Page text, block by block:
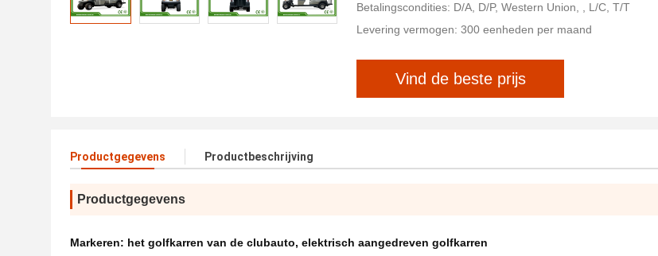
Betalingscondities: D/A, D/P, Western Union, , L/C, T/T
Levering vermogen: 300 eenheden per maand
Vind de beste prijs
Productgegevens Productbeschrijving
Productgegevens
Markeren: het golfkarren van de clubauto, elektrisch aangedreven golfkarren